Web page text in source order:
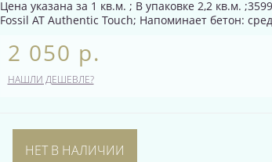
Цена указана за 1 кв.м. ; В упаковке 2,2 кв.м.
Fossil AT Authentic Touch; Напоминает бетон:
2 050 р.
НАШЛИ ДЕШЕВЛЕ?
НЕТ В НАЛИЧИИ